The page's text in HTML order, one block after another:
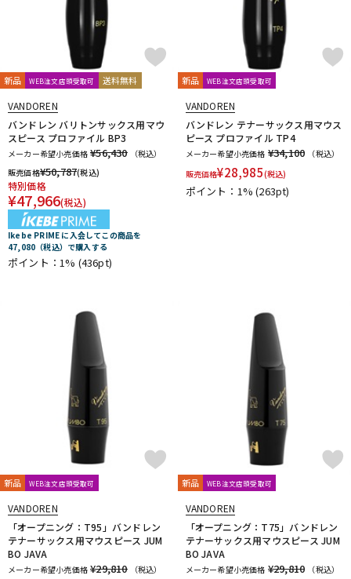
新品 WEB注文店頭受取可 送料無料
VANDOREN
バンドレン バリトンサックス用マウ
スピース プロファイル BP3
メーカー希望小売価格 ¥56,430
（税込）
販売価格¥50,787(税込)
特別価格
¥47,966(税込)
Ikebe PRIME に入会してこの商品を
47,080（税込）で購入する
ポイント：1% (436pt)
新品 WEB注文店頭受取可
VANDOREN
バンドレン テナーサックス用マウス
ピース プロファイル TP4
メーカー希望小売価格 ¥34,100
（税込）
販売価格¥28,985(税込)
ポイント：1%(263pt)
新品 WEB注文店頭受取可
VANDOREN
「オープニング：T95」バンドレン
テナーサックス用マウスピース JUM
BO JAVA
メーカー希望小売価格 ¥29,810
（税込）
新品 WEB注文店頭受取可
VANDOREN
「オープニング：T75」バンドレン
テナーサックス用マウスピース JUM
BO JAVA
メーカー希望小売価格 ¥29,810
（税込）